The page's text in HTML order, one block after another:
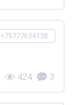
+79777634138
424 3